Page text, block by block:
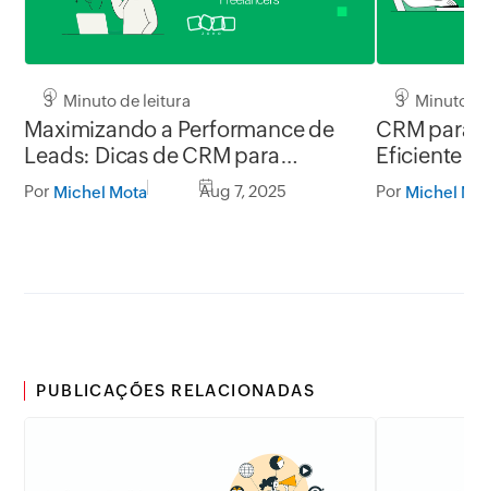
3 Minuto de leitura
Maximizando a Performance de
Leads: Dicas de CRM para
Freelancers
Por Michel Mota Aug 7, 2025
3 Minuto
CRM para
Eficiente
Por Michel
PUBLICAÇÕES RELACIONADAS